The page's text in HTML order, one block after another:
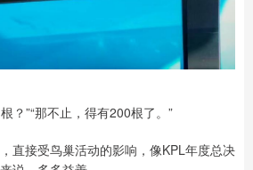
？”“那不止，得有200根了。”
直接受鸟巢活动的影响，像KPL年度总决